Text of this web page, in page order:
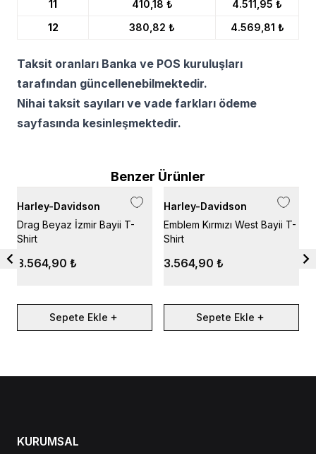
11
410,18 ₺
4.511,95 ₺
12
380,82 ₺ 4.569,81 ₺
Taksit oranları Banka ve POS kuruluşları
tarafından güncellenebilmektedir.
Nihai taksit sayıları ve vade farkları ödeme
sayfasında kesinleşmektedir.
Benzer Ürünler
Harley-Davidson
Drag Beyaz İzmir Bayii T-
Shirt
3.564,90 ₺
Sepete Ekle
Harley-Davidson
Emblem Kırmızı West Bayii T-
Shirt
3.564,90 ₺
Sepete Ekle
KURUMSAL